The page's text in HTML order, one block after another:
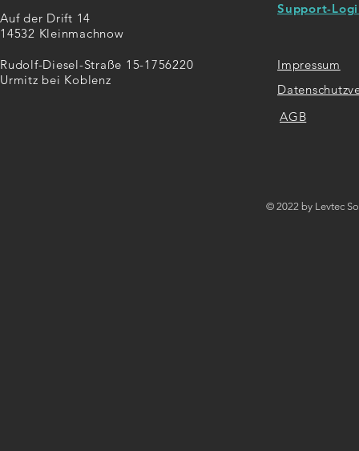
Auf der Drift 14
14532 Kleinmachnow
Rudolf-Diesel-Straße 15-1756220
Urmitz bei Koblenz
Support-
Impressum
AGB
© 2022 by Levtec